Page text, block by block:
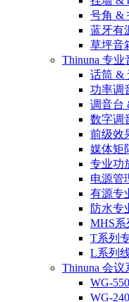
号角 &
蓝牙有
草坪音
Thinuna 专业
话筒 &
功率调
调音台
数字调
前级效
媒体矩
专业功
电源管
有源专
防水专
MHS系
T系列
L系列
Thinuna 会议
WG-
WG-